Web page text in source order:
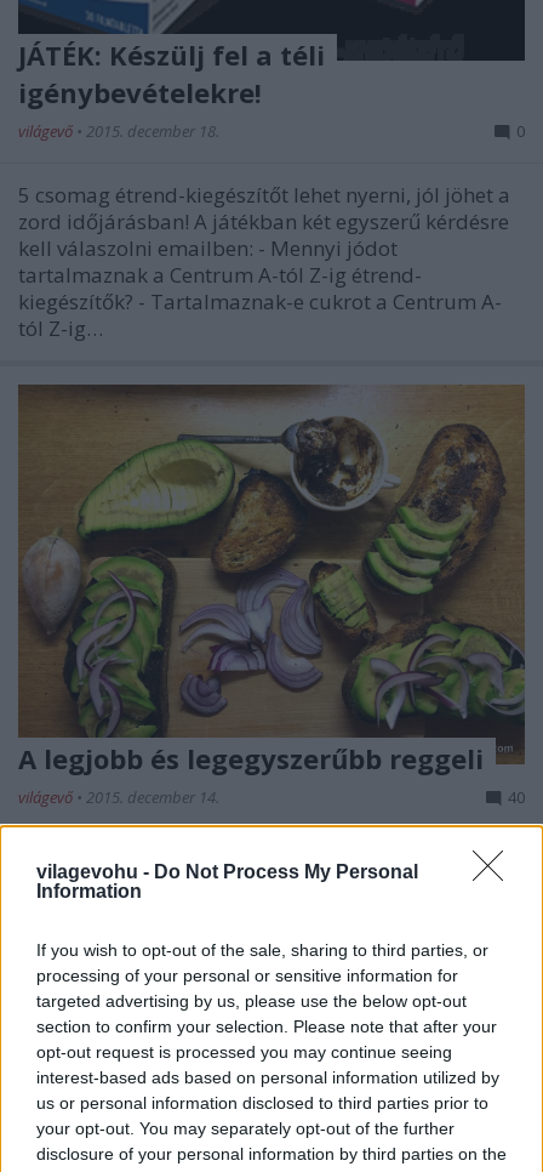
vilagevohu - Do Not Process My Personal
Information
If you wish to opt-out of the sale, sharing to third parties, or
processing of your personal or sensitive information for
targeted advertising by us, please use the below opt-out
section to confirm your selection. Please note that after your
opt-out request is processed you may continue seeing
interest-based ads based on personal information utilized by
us or personal information disclosed to third parties prior to
your opt-out. You may separately opt-out of the further
disclosure of your personal information by third parties on the
JÁTÉK: Készülj fel a téli
igénybevételekre!
világevő • 2015. december 18. 0
5 csomag étrend-kiegészítőt lehet nyerni, jól jöhet a
zord időjárásban! A játékban két egyszerű kérdésre
kell válaszolni emailben: - Mennyi jódot
tartalmaznak a Centrum A-tól Z-ig étrend-
kiegészítők? - Tartalmaznak-e cukrot a Centrum A-
tól Z-ig…
A legjobb és legegyszerűbb reggeli
világevő • 2015. december 14. 40
Na jó, nyilván csak az egyik legjobb és az egyik
legegyszerűbb, de főleg ilyenkor, rettentő jól tud
túl nem igényel semmit.